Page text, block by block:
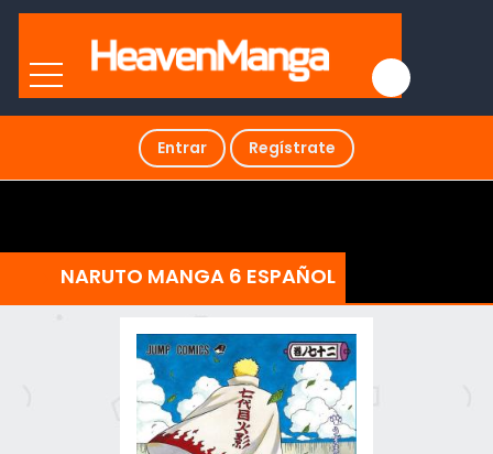
Entrar Regístrate
NARUTO MANGA 6 ESPAÑOL